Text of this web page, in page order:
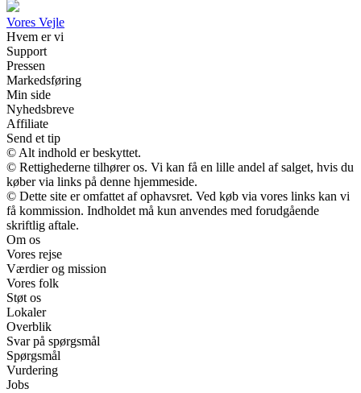
Vores Vejle
Hvem er vi
Support
Pressen
Markedsføring
Min side
Nyhedsbreve
Affiliate
Send et tip
© Alt indhold er beskyttet.
© Rettighederne tilhører os. Vi kan få en lille andel af salget, hvis du
køber via links på denne hjemmeside.
© Dette site er omfattet af ophavsret. Ved køb via vores links kan vi
få kommission. Indholdet må kun anvendes med forudgående
skriftlig aftale.
Om os
Vores rejse
Værdier og mission
Vores folk
Støt os
Lokaler
Overblik
Svar på spørgsmål
Spørgsmål
Vurdering
Jobs